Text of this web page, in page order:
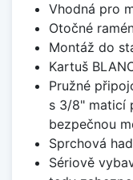
Vhodná pro
Otočné
Montáž do
Kartuš
Pružné
s 3/8" maticí
bezpečnou
Sprchová
Sériově